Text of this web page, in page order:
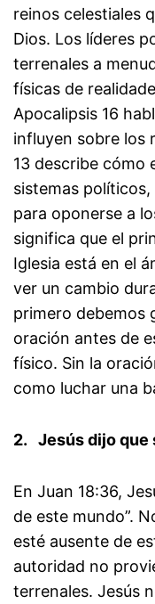
reinos celestiales
Dios. Los líderes
terrenales a
físicas de
Apocalipsis 16
influyen sobre los
13 describe cómo
sistemas
para oponerse a
significa que el
Iglesia está en el
ver un cambio
primero debemos
oración antes de
físico. Sin la
como luchar una
2. Jesús dijo que
En Juan 18:36,
de este mundo”.
esté ausente de
autoridad no
terrenales. Jesús